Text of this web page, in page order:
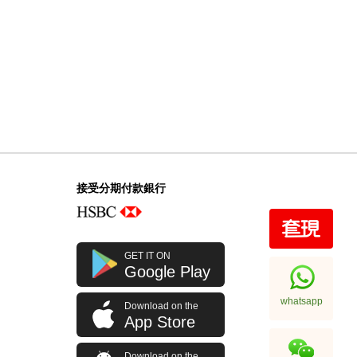
接受分期付款銀行
GET IT ON
Google Play
Download on the
App Store
whatsapp